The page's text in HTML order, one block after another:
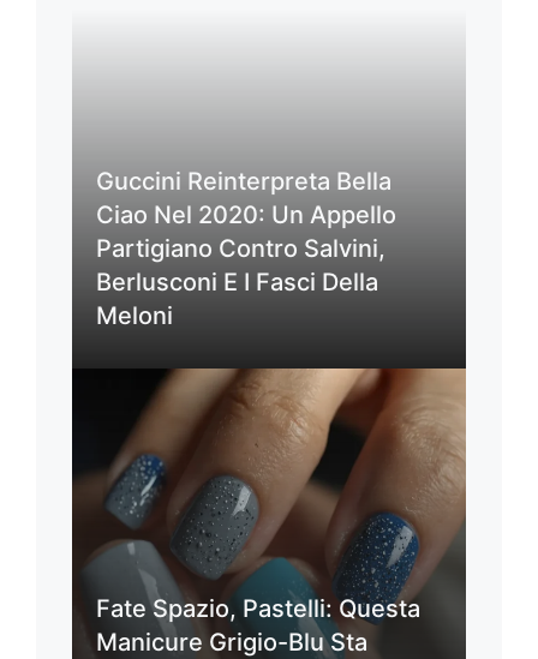
Guccini Reinterpreta Bella
Ciao Nel 2020: Un Appello
Partigiano Contro Salvini,
Berlusconi E I Fasci Della
Meloni
Fate Spazio, Pastelli: Questa
Manicure Grigio-Blu Sta